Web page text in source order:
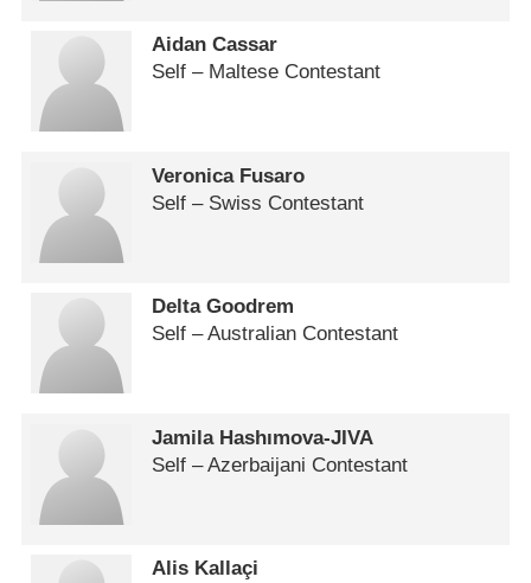
Aidan Cassar
Self – Maltese Contestant
Veronica Fusaro
Self – Swiss Contestant
Delta Goodrem
Self – Australian Contestant
Jamila Hashımova-JIVA
Self – Azerbaijani Contestant
Alis Kallaçi